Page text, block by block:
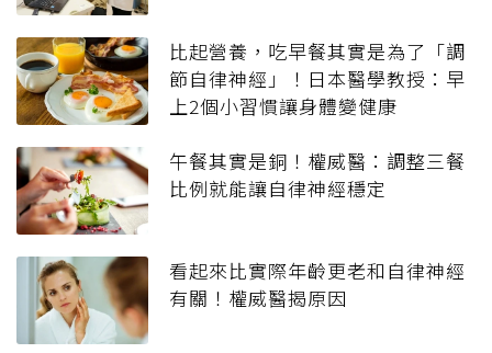
比起營養，吃早餐其實是為了「調
節自律神經」！日本醫學教授：早
上2個小習慣讓身體變健康
午餐其實是銅！權威醫：調整三餐
比例就能讓自律神經穩定
看起來比實際年齡更老和自律神經
有關！權威醫揭原因